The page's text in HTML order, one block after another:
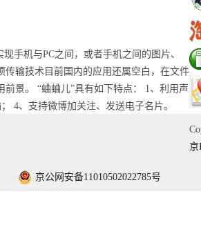
手机与PC之间，或者手机之间的图片、
输技术目前国内的应用还属空白，在文件
景。 “蛐蛐儿”具有如下特点： 1、利用声
4、支持微博加关注、发送电子名片。
京
京公网安备11010502022785号